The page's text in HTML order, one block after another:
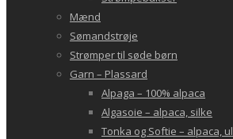
Mænd
Sømandstrøje
Strømper til søde børn
Garn – Plassard
Alpaga – 100% alpaca
Algasoie – alpaca, silke
Tonka og Softie – alpaca,